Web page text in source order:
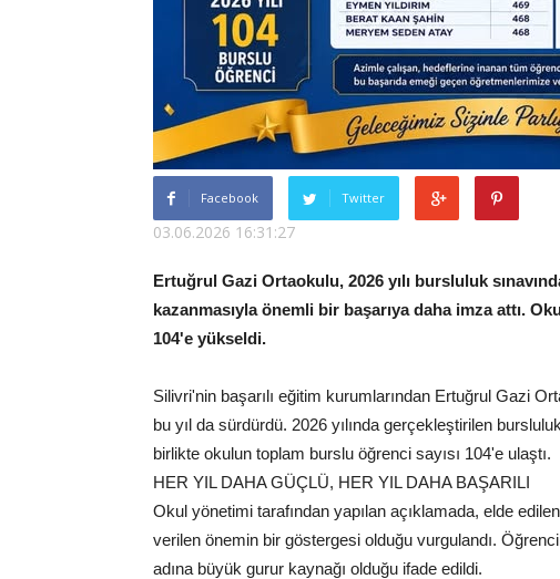
Facebook Twitter
03.06.2026 16:31:27
Ertuğrul Gazi Ortaokulu, 2026 yılı bursluluk
kazanmasıyla önemli bir başarıya daha imza attı.
104'e yükseldi.
Silivri'nin başarılı eğitim kurumlarından Ertuğrul Gazi
bu yıl da sürdürdü. 2026 yılında gerçekleştirilen
birlikte okulun toplam burslu öğrenci sayısı 104'e ulaştı.
HER YIL DAHA GÜÇLÜ, HER YIL DAHA BAŞARILI
Okul yönetimi tarafından yapılan açıklamada, elde
verilen önemin bir göstergesi olduğu vurgulandı.
adına büyük gurur kaynağı olduğu ifade edildi.